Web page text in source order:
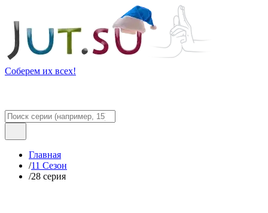
Соберем их всех!
Главная
/11 Сезон
/28 серия